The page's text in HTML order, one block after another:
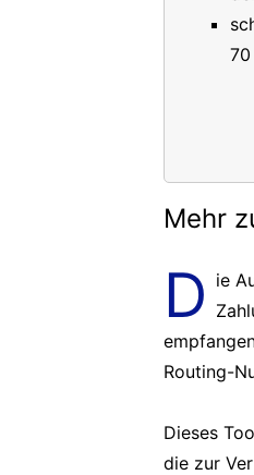
Mehr
D ie
Routing-
Dieses
die zur